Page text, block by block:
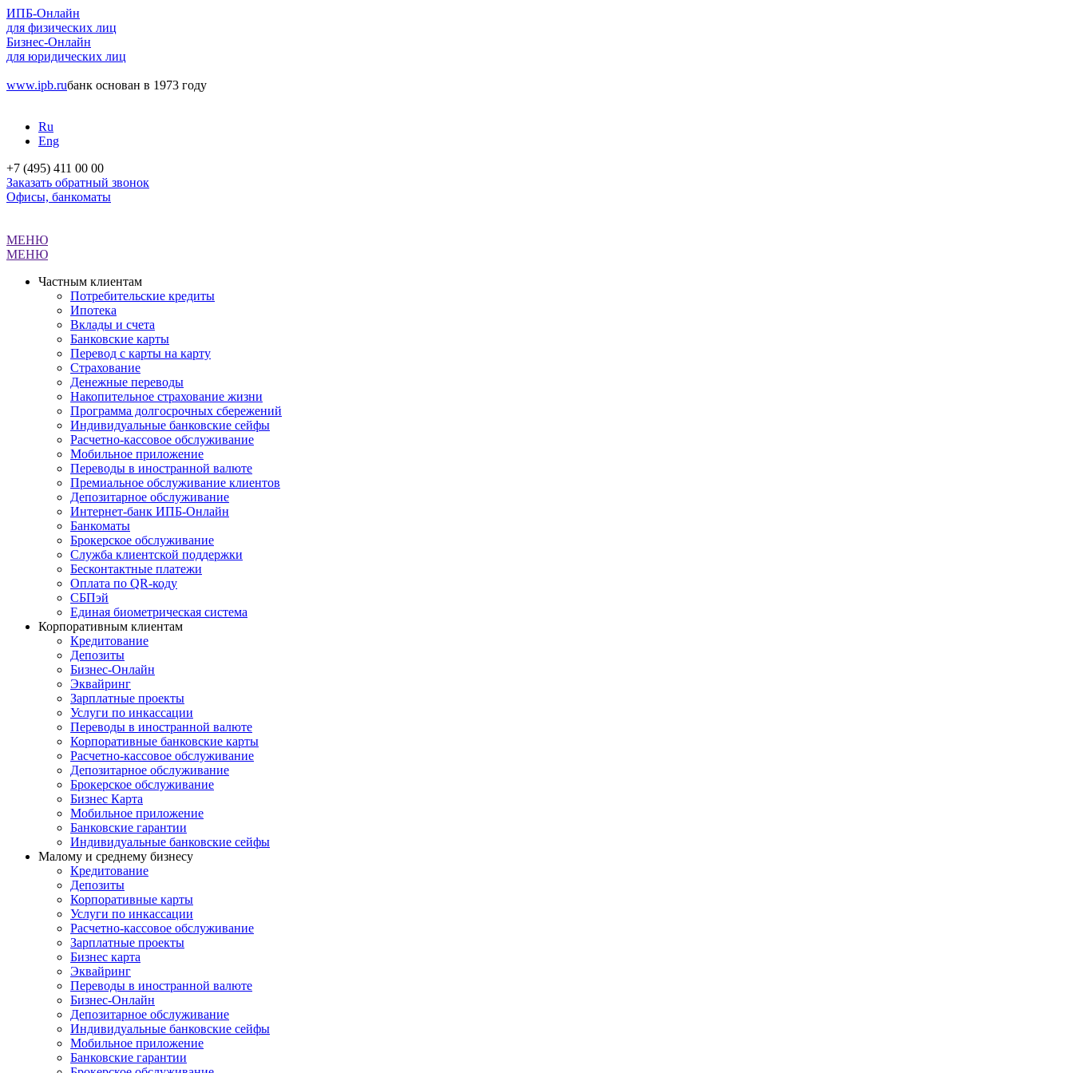
ИПБ-Онлайн
для физических лиц
Бизнес-Онлайн
для юридических лиц
www.ipb.ruбанк основан в 1973 году
Ru
Eng
+7 (495) 411 00 00
Заказать обратный звонок
Офисы, банкоматы
МЕНЮ
МЕНЮ
Частным клиентам
Потребительские кредиты
Ипотека
Вклады и счета
Банковские карты
Перевод с карты на карту
Страхование
Денежные переводы
Накопительное страхование жизни
Программа долгосрочных сбережений
Индивидуальные банковские сейфы
Расчетно-кассовое обслуживание
Мобильное приложение
Переводы в иностранной валюте
Премиальное обслуживание клиентов
Депозитарное обслуживание
Интернет-банк ИПБ-Онлайн
Банкоматы
Брокерское обслуживание
Служба клиентской поддержки
Бесконтактные платежи
Оплата по QR-коду
СБПэй
Единая биометрическая система
Корпоративным клиентам
Кредитование
Депозиты
Бизнес-Онлайн
Эквайринг
Зарплатные проекты
Услуги по инкассации
Переводы в иностранной валюте
Корпоративные банковские карты
Расчетно-кассовое обслуживание
Депозитарное обслуживание
Брокерское обслуживание
Бизнес Карта
Мобильное приложение
Банковские гарантии
Индивидуальные банковские сейфы
Малому и среднему бизнесу
Кредитование
Депозиты
Корпоративные карты
Услуги по инкассации
Расчетно-кассовое обслуживание
Зарплатные проекты
Бизнес карта
Эквайринг
Переводы в иностранной валюте
Бизнес-Онлайн
Депозитарное обслуживание
Индивидуальные банковские сейфы
Мобильное приложение
Банковские гарантии